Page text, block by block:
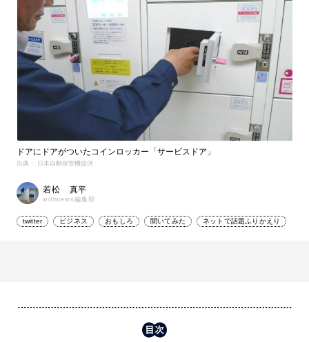
ドアにドアがついたコインロッカー「サービスドア」
出典： 日本自動保管機提供
若松 真平
withnews編集部
twitter ビジネス おもしろ 聞いてみた ネットで話題ふりかえり